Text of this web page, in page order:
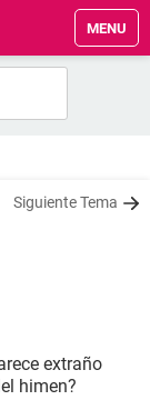
MENU
Siguiente Tema
extraño
himen?